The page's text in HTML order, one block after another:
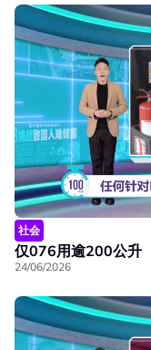
社会
仅076用逾200公升
24/06/2026